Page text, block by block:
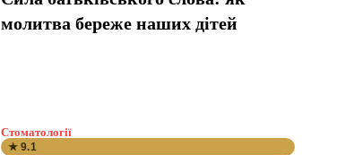
молитва береже наших дітей
Стоматології
★ 9.1